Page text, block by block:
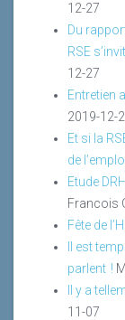
12-27
Du
RSE
12-27
Entretien
2019-12-
Et si la
de
Etude
Francois
Fête de
Il est
parlent !
Il y a
11-07